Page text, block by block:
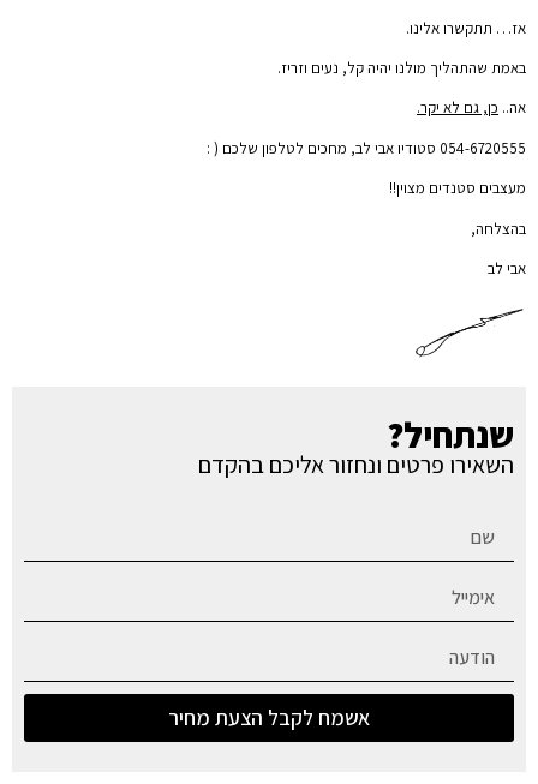
אז… תתקשרו אלינו.
באמת שהתהליך מולנו יהיה קל, נעים וזריז.
אה.. כן, גם לא יקר.
054-6720555 סטודיו אבי לב, מחכים לטלפון שלכם ( :
מעצבים סטנדים מצוין!!
בהצלחה,
אבי לב
שנתחיל?
השאירו פרטים ונחזור אליכם בהקדם
אשמח לקבל הצעת מחיר